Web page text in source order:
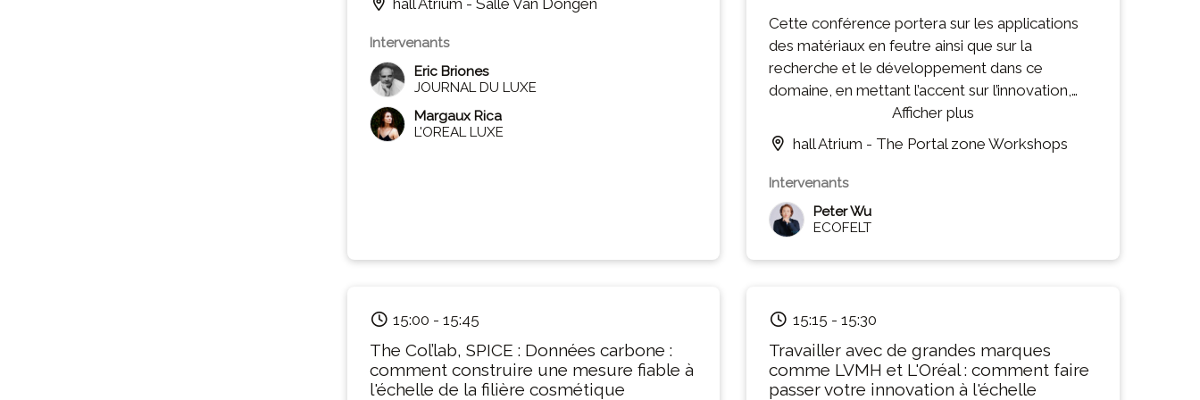
hall Atrium - Salle Van Dongen
Intervenants
Eric Briones
JOURNAL DU LUXE
Margaux Rica
L'OREAL LUXE
Cette conférence portera sur les applications
des matériaux en feutre ainsi que sur la
recherche et le développement dans ce
domaine, en mettant l’accent sur l’innovation,
l’amélioration des performances et les pratiques
durables.
En réponse à la tendance mondiale en faveur
de la protection de l’environnement, nous avons
accordé une attention particulière au
développement de matériaux en feutre
fait l’objet d’une commercialisation industrielle
Cette session présentera également les
résultats de nos recherches sur l’intégration
Afficher plus
hall Atrium - The Portal zone Workshops
Intervenants
Peter Wu
ECOFELT
15:00 - 15:45
The Col’lab, SPICE : Données carbone :
comment construire une mesure fiable à
l'échelle de la filière cosmétique
15:15 - 15:30
Travailler avec de grandes marques
comme LVMH et L'Oréal : comment faire
passer votre innovation à l'échelle